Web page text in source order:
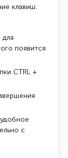
клавиш:
появится
CTRL +
с